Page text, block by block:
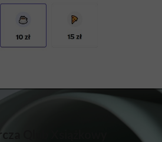
Qlub Xsiążkowy